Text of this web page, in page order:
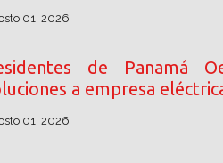
01, 2026
de Panamá
a empresa
01, 2026